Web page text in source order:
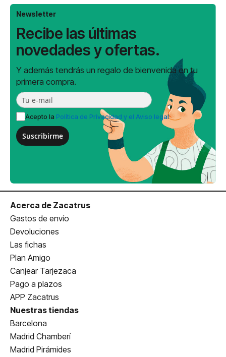
Newsletter
Recibe las últimas
novedades y ofertas.
Y además tendrás un regalo de bienvenida en tu
primera compra.
Acepto la Política de Privacidad y el Aviso legal
Suscribirme
Acerca de Zacatrus
Gastos de envío
Devoluciones
Las fichas
Plan Amigo
Canjear Tarjezaca
Pago a plazos
APP Zacatrus
Nuestras tiendas
Barcelona
Madrid Chamberí
Madrid Pirámides